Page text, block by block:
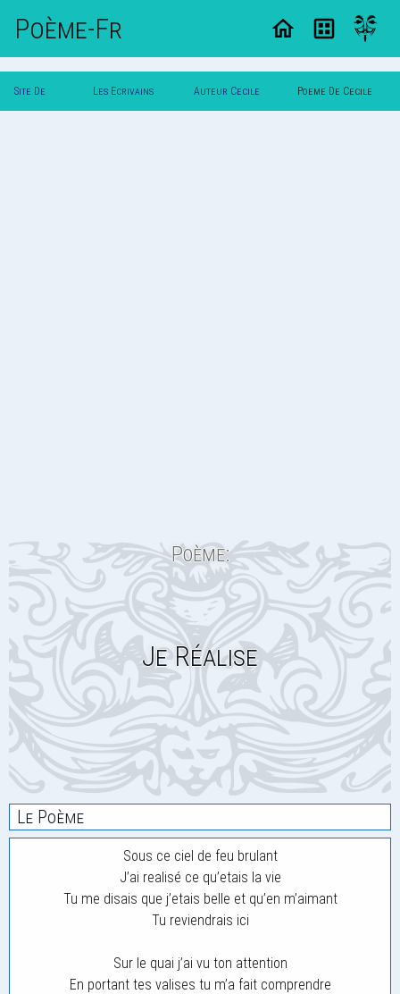
Poème-Fr
Site De Les Ecrivains Auteur Cecile Poeme De Cecile
Poème:
Je Réalise
Le Poème
Sous ce ciel de feu brulant
J’ai realisé ce qu’etais la vie
Tu me disais que j’etais belle et qu’en m’aimant
Tu reviendrais ici
Sur le quai j’ai vu ton attention
En portant tes valises tu m’a fait comprendre